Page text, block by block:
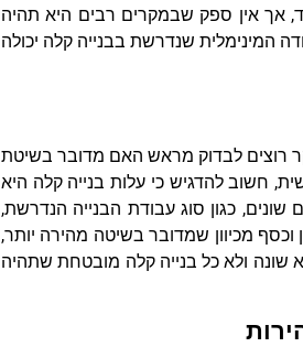
אך אין ספק שבמקרים רבים היא תהיה
המינימלית שנדרשת בבנייה קלה יכולה
רוצים לבדוק מראש האם מדובר בשיטת
חשוב להדגיש כי עלות בנייה קלה היא
כגון סוג עבודת הבנייה הנדרשת,
מכיוון שמדובר בשיטה מהירה יותר,
שונה ולא כל בנייה קלה מובטחת שתהיה